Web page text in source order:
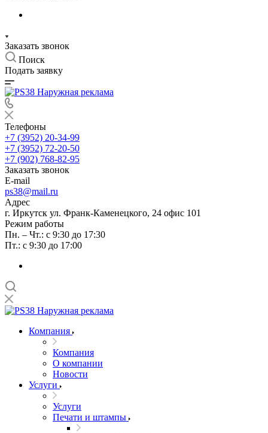
Заказать звонок
Поиск
Подать заявку
Телефоны
+7 (3952) 20-34-99
+7 (3952) 72-20-50
+7 (902) 768-82-95
Заказать звонок
E-mail
ps38@mail.ru
Адрес
г. Иркутск ул. Франк-Каменецкого, 24 офис 101
Режим работы
Пн. – Чт.: с 9:30 до 17:30
Пт.: с 9:30 до 17:00
Компания
Компания
О компании
Новости
Услуги
Услуги
Печати и штампы